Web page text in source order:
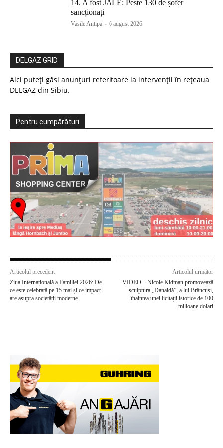
14. A fost JALE: Peste 130 de șofer
sancționați
Vasile Antipa - 6 august 2026
DELGAZ GRID
Aici puteți găsi anunțuri referitoare la intervenții în rețeaua
DELGAZ din Sibiu.
Pentru cumpărături
Articolul precedent
Ziua Internațională a Familiei 2026: De
ce este celebrată pe 15 mai și ce impact
are asupra societății moderne
Articolul următor
VIDEO – Nicole Kidman promovează
sculptura „Danaidă”, a lui Brâncuși,
înaintea unei licitații istorice de 100
milioane dolari